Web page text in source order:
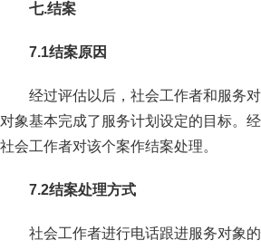
七.结案
7.1结案原因
经过评估以后，社会工作者和服务
对象基本完成了服务计划设定的目标。
社会工作者对该个案作结案处理。
7.2结案处理方式
社会工作者进行电话跟进服务对象